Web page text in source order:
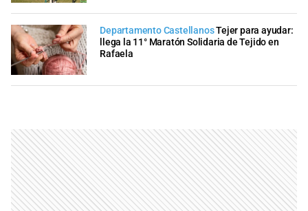
Departamento CastellanosTejer para ayudar:
llega la 11° Maratón Solidaria de Tejido en
Rafaela